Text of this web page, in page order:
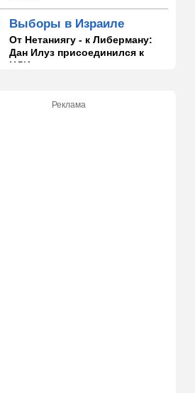
Выборы в Израиле
От Нетаниягу - к Либерману:
Дан Илуз присоединился к
НДИ
Грузия во тьме: столица
Реклама